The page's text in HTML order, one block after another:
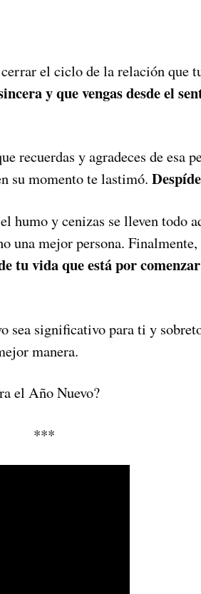
el ciclo de la relación que
y que vengas desde el
recuerdas y agradeces de esa
su momento te lastimó.
humo y cenizas se lleven todo
una mejor persona. Finalmente,
tu vida que está por
sea significativo para ti y
manera.
el Año Nuevo?
***